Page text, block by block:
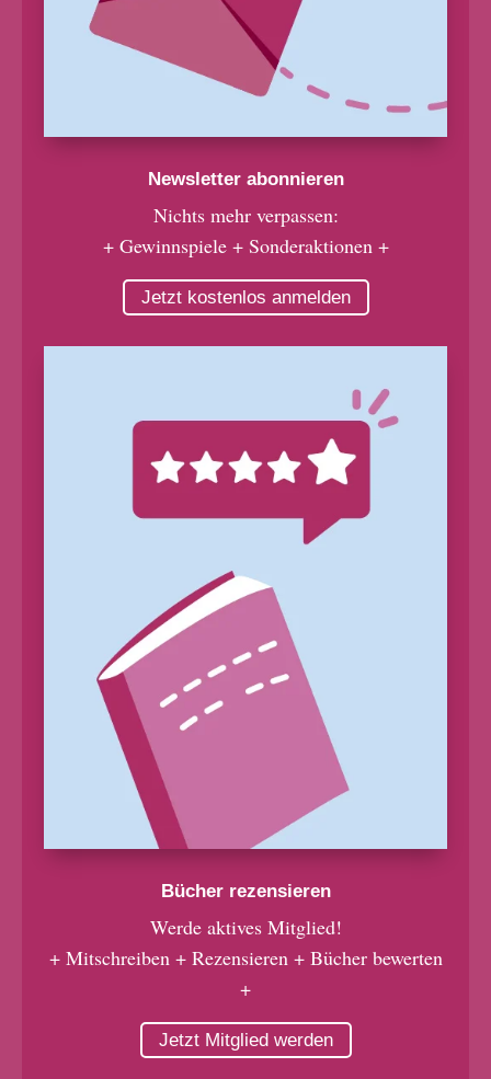
Newsletter abonnieren
Nichts mehr verpassen:
+ Gewinnspiele + Sonderaktionen +
Jetzt kostenlos anmelden
Bücher rezensieren
Werde aktives Mitglied!
+ Mitschreiben + Rezensieren + Bücher bewerten
+
Jetzt Mitglied werden